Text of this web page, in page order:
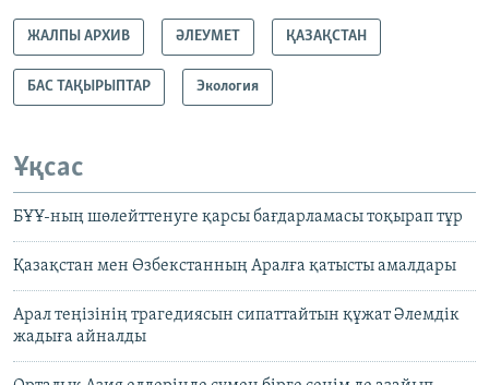
ЖАЛПЫ АРХИВ ӘЛЕУМЕТ ҚАЗАҚСТАН
БАС ТАҚЫРЫПТАР Экология
Ұқсас
БҰҰ-ның шөлейттенуге қарсы бағдарламасы тоқырап тұр
Қазақстан мен Өзбекстанның Аралға қатысты амалдары
Арал теңізінің трагедиясын сипаттайтын құжат Әлемдік
жадыға айналды